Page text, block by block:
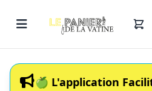
🍏 L'application